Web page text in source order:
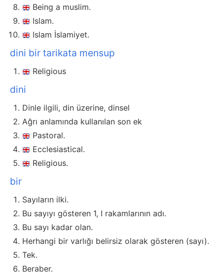
Being a muslim.
Islam.
Islam İslamiyet.
dini bir tarikata mensup
Religious
dini
Dinle ilgili, din üzerine, dinsel
Ağrı anlamında kullanılan son ek
Pastoral.
Ecclesiastical.
Religious.
bir
Sayıların ilki.
Bu sayıyı gösteren 1, I rakamlarının adı.
Bu sayı kadar olan.
Herhangi bir varlığı belirsiz olarak gösteren (sayı).
Tek.
Beraber.